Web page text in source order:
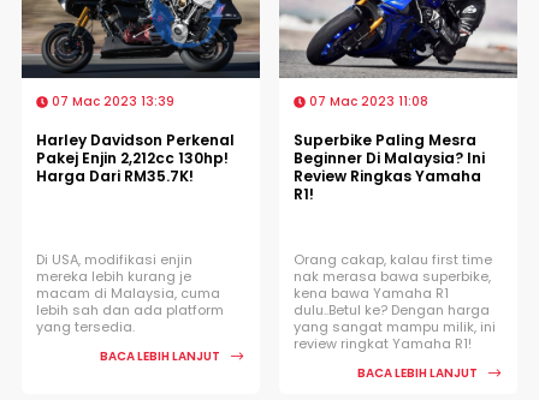
07 Mac 2023 13:39
Harley Davidson Perkenal
Pakej Enjin 2,212cc 130hp!
Harga Dari RM35.7K!
Di USA, modifikasi enjin
mereka lebih kurang je
macam di Malaysia, cuma
lebih sah dan ada platform
yang tersedia.
BACA LEBIH LANJUT
07 Mac 2023 11:08
Superbike Paling Mesra
Beginner Di Malaysia? Ini
Review Ringkas Yamaha
R1!
Orang cakap, kalau first time
nak merasa bawa superbike,
kena bawa Yamaha R1
dulu..Betul ke? Dengan harga
yang sangat mampu milik, ini
review ringkat Yamaha R1!
BACA LEBIH LANJUT